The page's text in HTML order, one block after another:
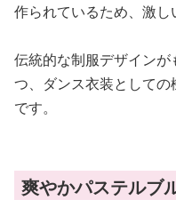
作られているため、激し
伝統的な制服デザイン
つ、ダンス衣装として
です。
爽やかパステルブ